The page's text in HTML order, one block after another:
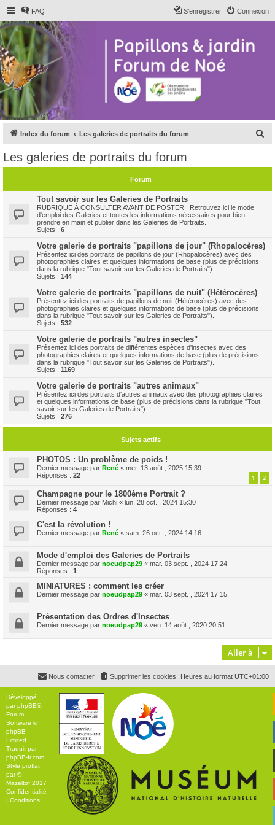
FAQ Connexion
S’enregistrer
Index du forum Les galeries de portraits du forum
e
Les galeries de portraits du forum
Forum
Tout savoir sur les Galeries de Portraits
RUBRIQUE À CONSULTER AVANT DE POSTER ! Retrouvez ici le mode
d'emploi des Galeries et toutes les informations nécessaires pour bien
prendre en main et publier dans les Galeries de Portraits.
Sujets : 6
Votre galerie de portraits "papillons de jour" (Rhopalocères)
Présentez ici des portraits de papillons de jour (Rhopalocères) avec des
photographies claires et quelques informations de base (plus de précisions
dans la rubrique "Tout savoir sur les Galeries de Portraits").
Sujets : 144
Votre galerie de portraits "papillons de nuit" (Hétérocères)
Présentez ici des portraits de papillons de nuit (Hétérocères) avec des
photographies claires et quelques informations de base (plus de précisions
dans la rubrique "Tout savoir sur les Galeries de Portraits").
Sujets : 532
Votre galerie de portraits "autres insectes"
Présentez ici des portraits de différentes espèces d'insectes avec des
photographies claires et quelques informations de base (plus de précisions
dans la rubrique "Tout savoir sur les Galeries de Portraits").
Sujets : 1169
Votre galerie de portraits "autres animaux"
Présentez ici des portraits d'autres animaux avec des photographies claires
et quelques informations de base (plus de précisions dans la rubrique "Tout
savoir sur les Galeries de Portraits").
Sujets : 276
Sujets actifs
PHOTOS : Un problème de poids !
Dernier message par René « mer. 13 août , 2025 15:39
Réponses : 22 1 2
Champagne pour le 1800ème Portrait ?
Dernier message par Michi « lun. 28 oct. , 2024 15:30
Réponses : 4
C'est la révolution !
Dernier message par René « sam. 26 oct. , 2024 14:16
Mode d'emploi des Galeries de Portraits
Dernier message par noeudpap29 « mar. 03 sept. , 2024 17:24
Réponses : 1
MINIATURES : comment les créer
Dernier message par noeudpap29 « mar. 03 sept. , 2024 17:15
Présentation des Ordres d'Insectes
Dernier message par noeudpap29 « ven. 14 août , 2020 20:51
Aller à
Heures au format UTC+01:00
Supprimer les cookies
Nous contacter
Développé
parphpBB®
Forum
Software ©
phpBB
Limited
Traduit par
phpBB-fr.com
Style proflat
par ©
Mazeltof 2017
Confidentialité
| Conditions